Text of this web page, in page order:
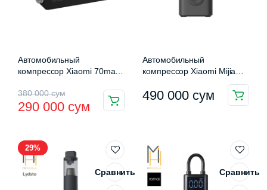
Автомобильный
компрессор Xiaomi 70mai
TP04)
380 000сум
Первоначальная
цена
380
000 сум.
290 000 сум
Текущая
цена:
000 сум.
Автомобильный
компрессор Xiaomi Mijia
(MJCQB06QW)
490 000 сум
29%
Сравнить Сравнить